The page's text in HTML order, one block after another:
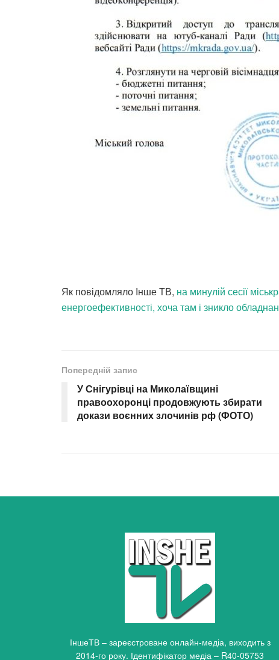
Як повідомляло Інше ТВ, на минулій сесії
енергоефективності, хоча там і зникло
Попередній запис
У Снігурівці на Миколаївщині
правоохоронці продовжують збирати
докази воєнних злочинів рф (ФОТО)
ІншеТВ – зареєстроване онлайн-медіа, виходить з
2014-го року. Ідентифікатор медіа – R40-05753